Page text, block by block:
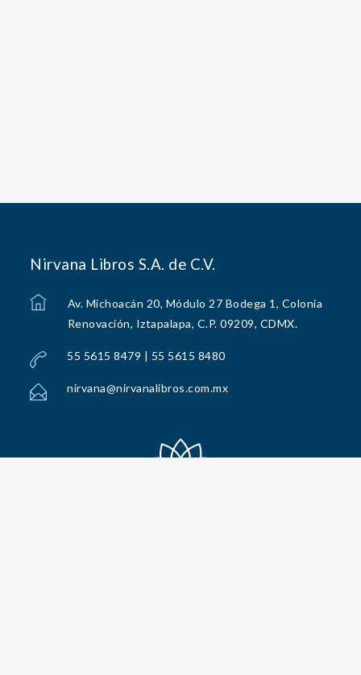
Nirvana Libros S.A. de C.V.
Av. Michoacán 20, Módulo 27 Bodega 1, Colonia
Renovación, Iztapalapa, C.P. 09209, CDMX.
55 5615 8479 | 55 5615 8480
nirvana@nirvanalibros.com.mx